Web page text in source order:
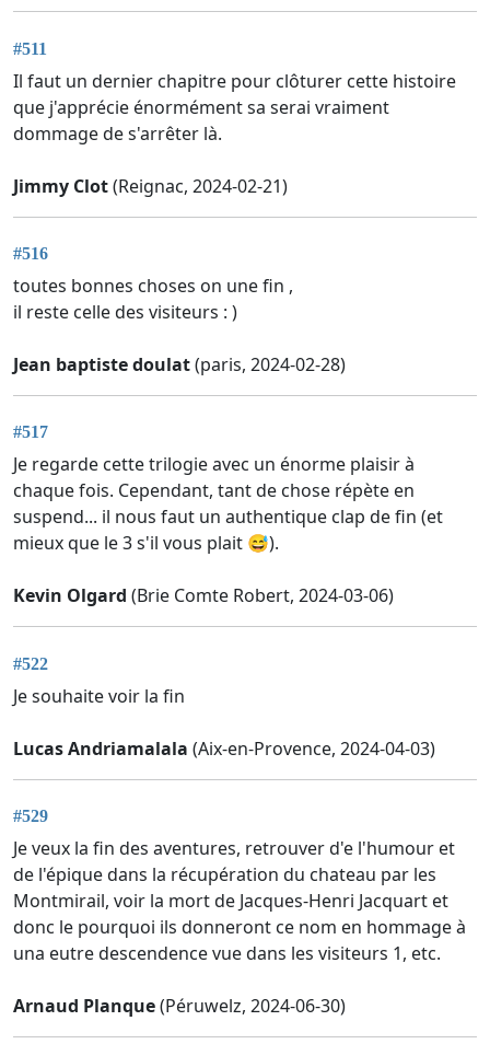
#511
Il faut un dernier chapitre pour clôturer cette histoire
que j'apprécie énormément sa serai vraiment
dommage de s'arrêter là.
Jimmy Clot(Reignac, 2024-02-21)
#516
toutes bonnes choses on une fin ,
il reste celle des visiteurs : )
Jean baptiste doulat(paris, 2024-02-28)
#517
Je regarde cette trilogie avec un énorme plaisir à
chaque fois. Cependant, tant de chose répète en
suspend... il nous faut un authentique clap de fin (et
mieux que le 3 s'il vous plait 😅).
Kevin Olgard (Brie Comte Robert, 2024-03-06)
#522
Je souhaite voir la fin
Lucas Andriamalala (Aix-en-Provence, 2024-04-03)
#529
Je veux la fin des aventures, retrouver d'e l'humour et
de l'épique dans la récupération du chateau par les
Montmirail, voir la mort de Jacques-Henri Jacquart et
donc le pourquoi ils donneront ce nom en hommage à
una eutre descendence vue dans les visiteurs 1, etc.
Arnaud Planque(Péruwelz, 2024-06-30)